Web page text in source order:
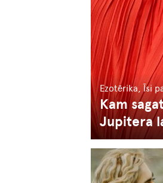
Ezotērika, Īsi
Kam
Jupitera